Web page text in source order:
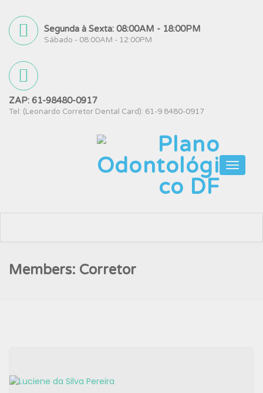
Segunda à Sexta: 08:00AM - 18:00PM
Sábado - 08:00AM - 12:00PM
ZAP: 61-98480-0917
Tel: (Leonardo Corretor Dental Card): 61-9 8480-0917
Members: Corretor